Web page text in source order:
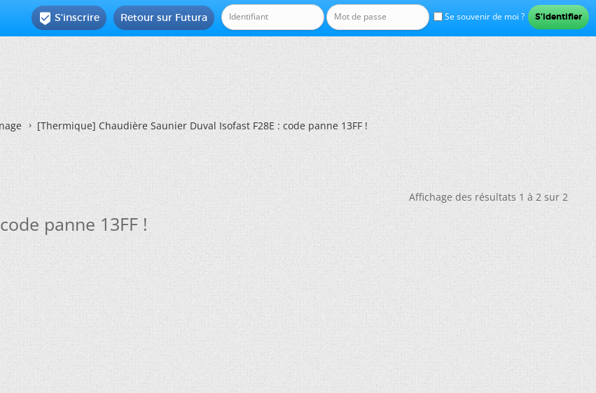
Se souvenir de moi ?
Retour sur Futura
 S'inscrire
[Thermique]Chaudière Saunier Duval Isofast F28E : code panne 13FF !
Affichage des résultats 1 à 2 sur 2
panne 13FF !